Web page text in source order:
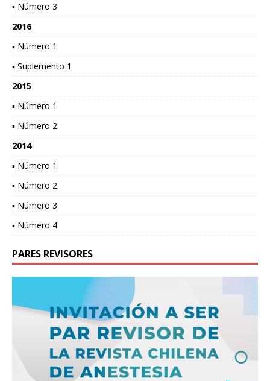
▪ Número 3
2016
▪ Número 1
▪ Suplemento 1
2015
▪ Número 1
▪ Número 2
2014
▪ Número 1
▪ Número 2
▪ Número 3
▪ Número 4
PARES REVISORES